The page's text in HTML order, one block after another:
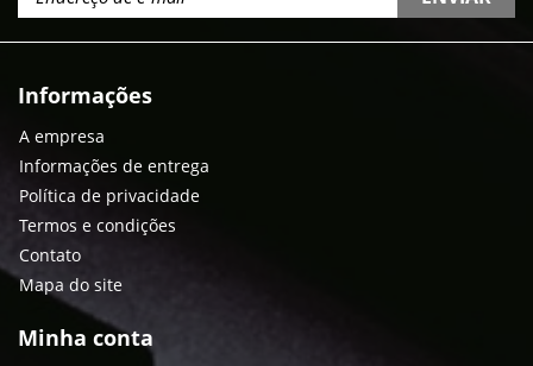
Informações
A empresa
Informações de entrega
Política de privacidade
Termos e condições
Contato
Mapa do site
Minha conta